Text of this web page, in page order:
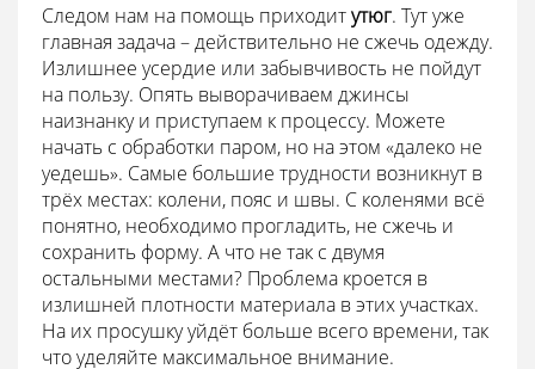
Следом нам на помощь приходитутюг. Тут уже
главная задача – действительно не сжечь одежду.
Излишнее усердие или забывчивость не пойдут
на пользу. Опять выворачиваем джинсы
наизнанку и приступаем к процессу. Можете
начать с обработки паром, но на этом «далеко не
уедешь». Самые большие трудности возникнут в
трёх местах: колени, пояс и швы. С коленями всё
понятно, необходимо прогладить, не сжечь и
сохранить форму. А что не так с двумя
остальными местами? Проблема кроется в
излишней плотности материала в этих участках.
На их просушку уйдёт больше всего времени, так
что уделяйте максимальное внимание.